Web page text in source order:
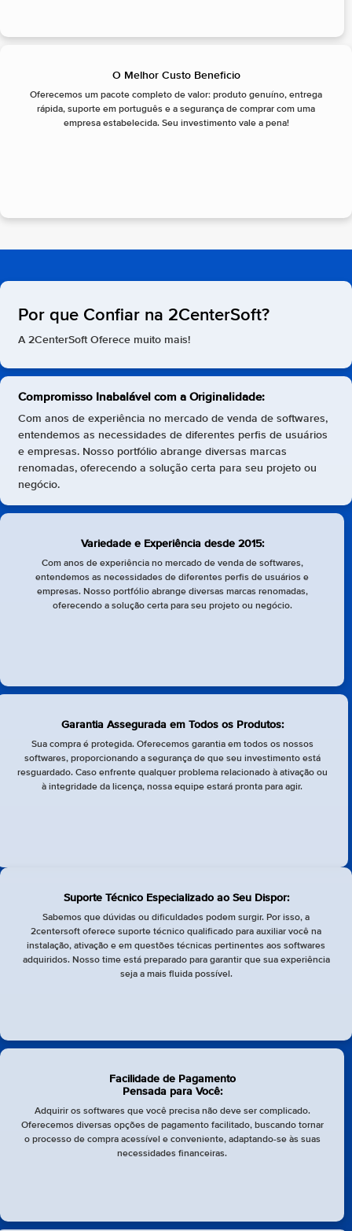
O Melhor Custo Beneficio
Oferecemos um pacote completo de valor: produto genuíno, entrega
rápida, suporte em português e a segurança de comprar com uma
empresa estabelecida. Seu investimento vale a pena!
Por que Confiar na 2CenterSoft?
A 2CenterSoft Oferece muito mais!
Compromisso Inabalável com a Originalidade:
Com anos de experiência no mercado de venda de softwares,
entendemos as necessidades de diferentes perfis de usuários
e empresas. Nosso portfólio abrange diversas marcas
renomadas, oferecendo a solução certa para seu projeto ou
negócio.
Variedade e Experiência desde 2015:
Com anos de experiência no mercado de venda de softwares,
entendemos as necessidades de diferentes perfis de usuários e
empresas. Nosso portfólio abrange diversas marcas renomadas,
oferecendo a solução certa para seu projeto ou negócio.
Garantia Assegurada em Todos os Produtos:
Sua compra é protegida. Oferecemos garantia em todos os nossos
softwares, proporcionando a segurança de que seu investimento está
resguardado. Caso enfrente qualquer problema relacionado à ativação ou
à integridade da licença, nossa equipe estará pronta para agir.
Suporte Técnico Especializado ao Seu Dispor:
Sabemos que dúvidas ou dificuldades podem surgir. Por isso, a
2centersoft oferece suporte técnico qualificado para auxiliar você na
instalação, ativação e em questões técnicas pertinentes aos softwares
adquiridos. Nosso time está preparado para garantir que sua experiência
seja a mais fluida possível.
Facilidade de Pagamento
Pensada para Você:
Adquirir os softwares que você precisa não deve ser complicado.
Oferecemos diversas opções de pagamento facilitado, buscando tornar
o processo de compra acessível e conveniente, adaptando-se às suas
necessidades financeiras.